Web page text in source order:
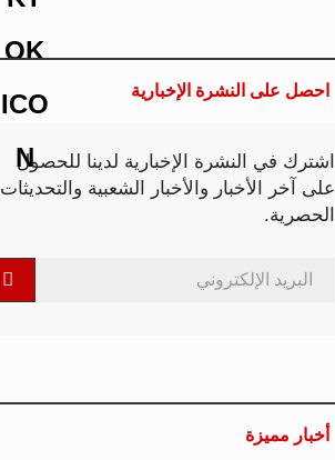
احصل على النشرة الإخبارية
اشترك في النشرة الإخبارية لدينا للحصول
على آخر الأخبار والأخبار الشعبية والتحديثات
الحصرية.
أخبار مميزة